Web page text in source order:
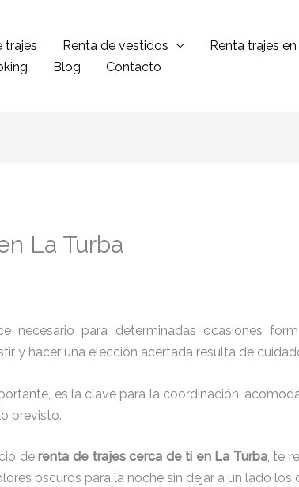
trajes Renta de vestidos Renta trajes
Blog Contacto
La Turba
para determinadas ocasiones
y hacer una elección acertada resulta de
es la clave para la coordinación,
previsto.
derenta de trajes cerca de ti en La Turba, te
oscuros para la noche sin dejar a un lado los